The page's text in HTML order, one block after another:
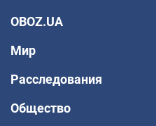
OBOZ.UA
Мир
Расследования
Общество